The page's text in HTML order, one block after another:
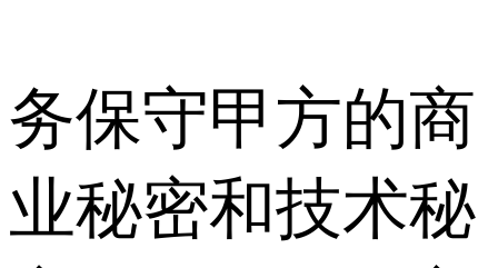
务保守甲方的商
业秘密和技术秘